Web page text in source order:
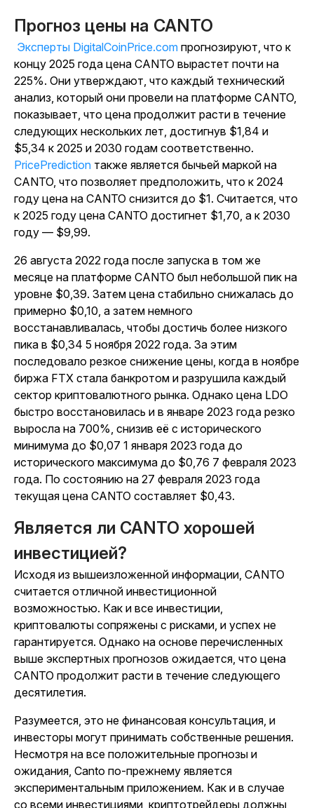
Прогноз цены на CANTO
Эксперты DigitalCoinPrice.com прогнозируют, что к
концу 2025 года цена CANTO вырастет почти на
225%. Они утверждают, что каждый технический
анализ, который они провели на платформе CANTO,
показывает, что цена продолжит расти в течение
следующих нескольких лет, достигнув $1,84 и
$5,34 к 2025 и 2030 годам соответственно.
PricePrediction также является бычьей маркой на
CANTO, что позволяет предположить, что к 2024
году цена на CANTO снизится до $1. Считается, что
к 2025 году цена CANTO достигнет $1,70, а к 2030
году — $9,99.
26 августа 2022 года после запуска в том же
месяце на платформе CANTO был небольшой пик на
уровне $0,39. Затем цена стабильно снижалась до
примерно $0,10, а затем немного
восстанавливалась, чтобы достичь более низкого
пика в $0,34 5 ноября 2022 года. За этим
последовало резкое снижение цены, когда в ноябре
биржа FTX стала банкротом и разрушила каждый
сектор криптовалютного рынка. Однако цена LDO
быстро восстановилась и в январе 2023 года резко
выросла на 700%, снизив её с исторического
минимума до $0,07 1 января 2023 года до
исторического максимума до $0,76 7 февраля 2023
года. По состоянию на 27 февраля 2023 года
текущая цена CANTO составляет $0,43.
Является ли CANTO хорошей
инвестицией?
Исходя из вышеизложенной информации, CANTO
считается отличной инвестиционной
возможностью. Как и все инвестиции,
криптовалюты сопряжены с рисками, и успех не
гарантируется. Однако на основе перечисленных
выше экспертных прогнозов ожидается, что цена
CANTO продолжит расти в течение следующего
десятилетия.
Разумеется, это не финансовая консультация, и
инвесторы могут принимать собственные решения.
Несмотря на все положительные прогнозы и
ожидания, Canto по-прежнему является
экспериментальным приложением. Как и в случае
со всеми инвестициями, криптотрейдеры должны